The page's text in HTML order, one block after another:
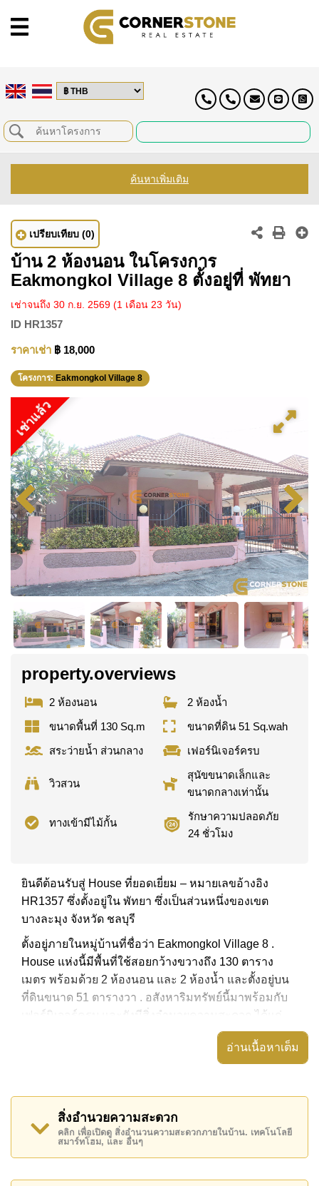
ค้นหาเพิ่มเติม
เปรียบเทียบ (0)
บ้าน 2 ห้องนอน ในโครงการ
Eakmongkol Village 8 ตั้งอยู่ที่ พัทยา
เช่าจนถึง 30 ก.ย. 2569 (1 เดือน 23 วัน)
ID HR1357
ราคาเช่า ฿ 18,000
โครงการ: Eakmongkol Village 8
เช่าแล้ว
property.overviews
2 ห้องนอน
2 ห้องน้ำ
ขนาดพื้นที่ 130 Sq.m
ขนาดที่ดิน 51 Sq.wah
สระว่ายน้ำ ส่วนกลาง
เฟอร์นิเจอร์ครบ
วิวสวน
สุนัขขนาดเล็กและ
ขนาดกลางเท่านั้น
ทางเข้ามีไม้กั้น
รักษาความปลอดภัย
24 ชั่วโมง
ยินดีต้อนรับสู่ House ที่ยอดเยี่ยม – หมายเลขอ้างอิง
HR1357 ซึ่งตั้งอยู่ใน พัทยา ซึ่งเป็นส่วนหนึ่งของเขต
บางละมุง จังหวัด ชลบุรี
ตั้งอยู่ภายในหมู่บ้านที่ชื่อว่า Eakmongkol Village 8 .
House แห่งนี้มีพื้นที่ใช้สอยกว้างขวางถึง 130 ตาราง
เมตร พร้อมด้วย 2 ห้องนอน และ 2 ห้องน้ำ และตั้งอยู่บน
ที่ดินขนาด 51 ตารางวา . อสังหาริมทรัพย์นี้มาพร้อมกับ
เฟอร์นิเจอร์ครบ และยังมีสิ่งอำนวยความสะดวก ได้แก่
สวนส่วนตัว, ระบบสัญญาณนิรภัย, กล้องวงจรปิด,
อสังหาริมทรัพย์นี้สามารถใช้ สระว่ายน้ำ ส่วนกลาง ได้
กลาง ได้แก่ รักษาความปลอดภัย 24 ชั่วโมง, ทางเข้ามีไม้
สถานที่สำคัญใกล้ Eakmongkol Village 8 ได้แก่: บิ๊กซี
พัทยาใต้, ฟู้ดมาร์ท , พัทยาปาร์ค, ถนนคนเดิน , เอเชีย 9
หลุม กอล์ฟ , รพ.กรุงเทพพัทยา, รพ.กรุงเทพจอมเทียน
อ่านเนื้อหาเต็ม
สิ่งอำนวยความสะดวก
คลิก เพื่อเปิดดู สิ่งอำนวนความสะดวกภายในบ้าน. เทคโนโลยี
สมาร์ทโฮม, และ อื่นๆ